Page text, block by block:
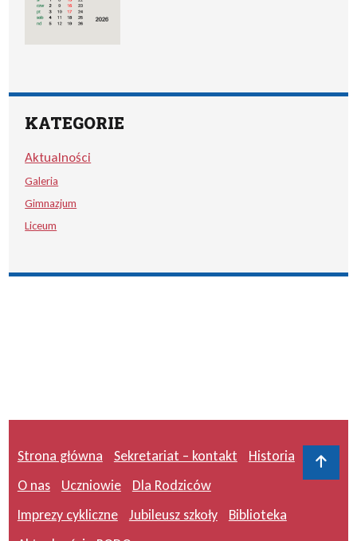
KATEGORIE
Aktualności
Galeria
Gimnazjum
Liceum
Strona główna Sekretariat – kontakt
Historia
O nas
Uczniowie
Dla Rodziców
Imprezy cykliczne
Jubileusz szkoły
Biblioteka
Do